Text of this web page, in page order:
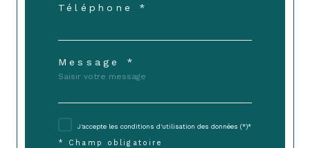
Téléphone *
Message *
J'accepte les conditions d'utilisation des données (*)*
* Champ obligatoire